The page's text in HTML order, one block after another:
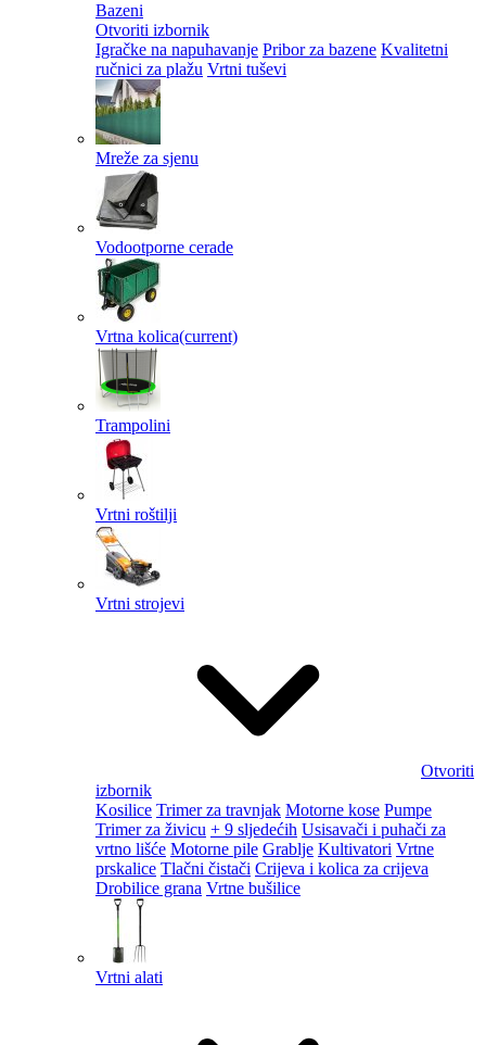
Bazeni
Otvoriti izbornik
Igračke na napuhavanje Pribor za bazene Kvalitetni
ručnici za plažu Vrtni tuševi
Mreže za sjenu
Vodootporne cerade
Vrtna kolica(current)
Trampolini
Vrtni roštilji
Vrtni strojevi
Otvoriti
izbornik
Kosilice Trimer za travnjak Motorne kose Pumpe
Trimer za živicu + 9 sljedećih Usisavači i puhači za
vrtno lišće Motorne pile Grablje Kultivatori Vrtne
prskalice Tlačni čistači Crijeva i kolica za crijeva
Drobilice grana Vrtne bušilice
Vrtni alati